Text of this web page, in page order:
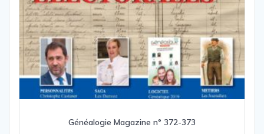
Généalogie Magazine n° 372-373